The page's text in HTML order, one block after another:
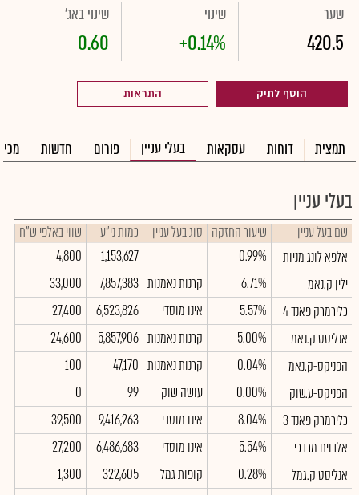
שער
420.5
שינוי
+0.14%
שינוי באג'
0.60
הוסף לתיק התראות
תמצית דוחות עסקאות בעלי עניין פורום חדשות
בעלי עניין
שם בעל עניין שיעור החזקה סוג בעל עניין כמות ני"ע
שווי באלפי ש"ח
אלפא לונג מניות
0.99%
1,153,627
4,800
ילין ק.נאמ
6.71% קרנות נאמנות 7,857,383
33,000
כלירמרק פאנד 4
5.57% אינו מוסדי 6,523,826
27,400
אנליסט ק.נאמ
5.00% קרנות נאמנות 5,857,906
24,600
הפניקס-ק.נאמ
0.04% קרנות נאמנות 47,170
100
הפניקס-ע.שוק
0.00% עושה שוק 99
0
כלירמרק פאנד 3
8.04% אינו מוסדי 9,416,263
39,500
אלבוים מרדכי
5.54% אינו מוסדי 6,486,683
27,200
אנליסט ק.גמל
0.28% קופות גמל 322,605
1,300